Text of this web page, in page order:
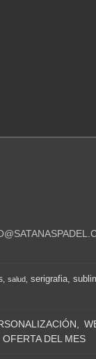
salud serigrafia
OFERTA DEL MES